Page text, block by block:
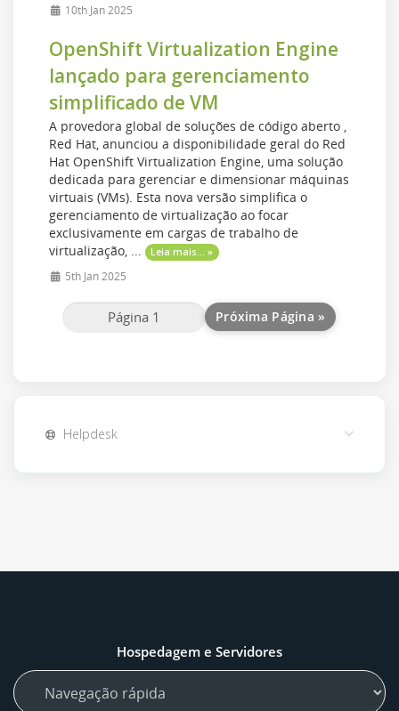
10th Jan 2025
OpenShift Virtualization Engine
lançado para gerenciamento
simplificado de VM
A provedora global de soluções de código aberto ,
Red Hat, anunciou a disponibilidade geral do Red
Hat OpenShift Virtualization Engine, uma solução
dedicada para gerenciar e dimensionar máquinas
virtuais (VMs). Esta nova versão simplifica o
gerenciamento de virtualização ao focar
exclusivamente em cargas de trabalho de
virtualização, ...
Leia mais... »
5th Jan 2025
Próxima Página »
Helpdesk
Hospedagem e Servidores